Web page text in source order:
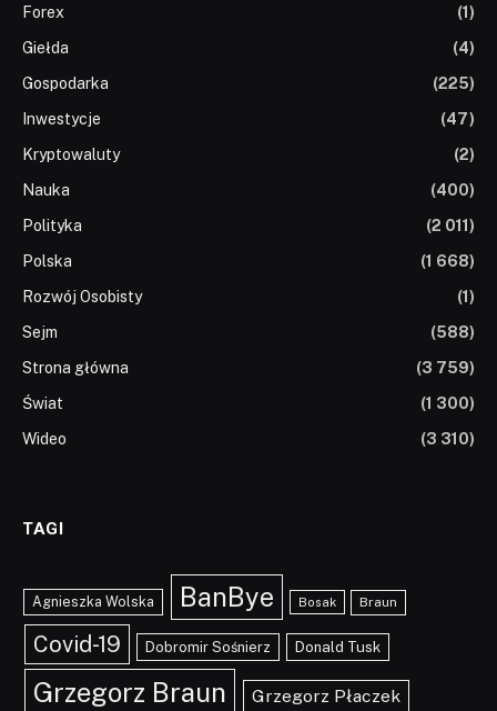
Forex
(1)
Giełda
(4)
Gospodarka
(225)
Inwestycje
(47)
Kryptowaluty
(2)
Nauka
(400)
Polityka
(2 011)
Polska
(1 668)
Rozwój Osobisty
(1)
Sejm
(588)
Strona główna
(3 759)
Świat
(1 300)
Wideo
(3 310)
TAGI
Agnieszka Wolska BanBye Bosak Braun
Covid-19 Dobromir Sośnierz Donald Tusk
Grzegorz Braun Grzegorz Płaczek